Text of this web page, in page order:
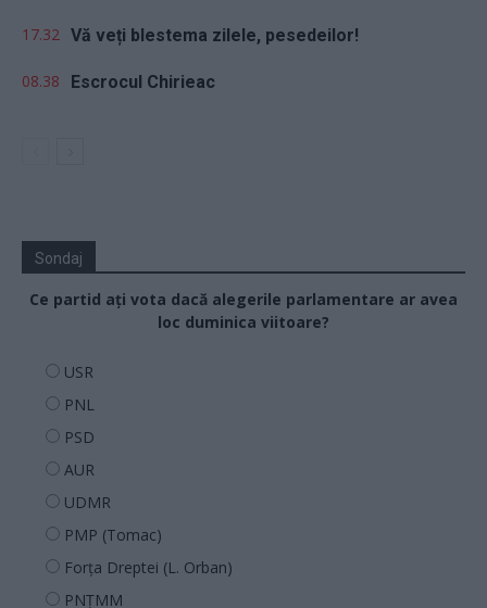
17.32 Vă veți blestema zilele, pesedeilor!
08.38 Escrocul Chirieac
Sondaj
Ce partid ați vota dacă alegerile parlamentare ar avea
loc duminica viitoare?
USR
PNL
PSD
AUR
UDMR
PMP (Tomac)
Forța Dreptei (L. Orban)
PNȚMM